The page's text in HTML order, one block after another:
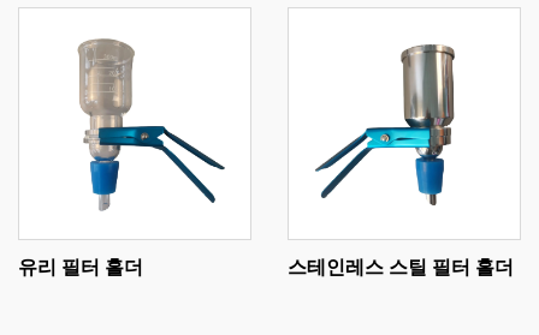
유리 필터 홀더 스테인레스 스틸 필터 홀더